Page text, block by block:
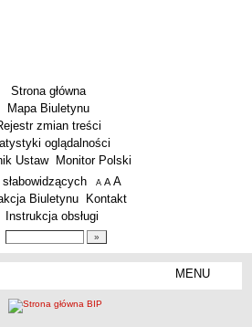
Strona główna
Mapa Biuletynu
zmian treści
oglądalności
Ustaw
Monitor Polski
dodatkowe
słabowidzących A pomniejsz czcionkę
A standardowy rozmiar czcionki
A
Biuletynu
Kontakt
Instrukcja obsługi
MENU